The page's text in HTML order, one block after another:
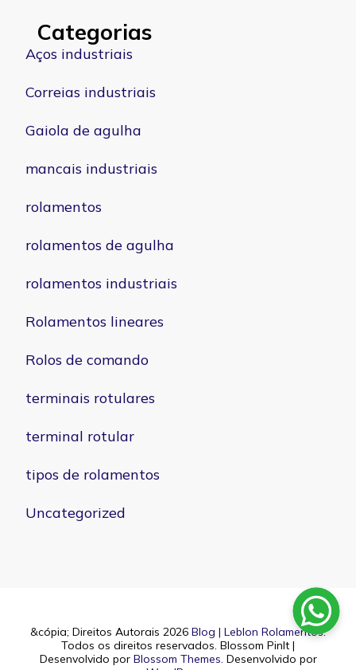
Categorias
Aços industriais
Correias industriais
Gaiola de agulha
mancais industriais
rolamentos
rolamentos de agulha
rolamentos industriais
Rolamentos lineares
Rolos de comando
terminais rotulares
terminal rotular
tipos de rolamentos
Uncategorized
&cópia; Direitos Autorais 2026 Blog | Leblon Rolamentos.
Todos os direitos reservados. Blossom PinIt |
Desenvolvido por Blossom Themes . Desenvolvido por